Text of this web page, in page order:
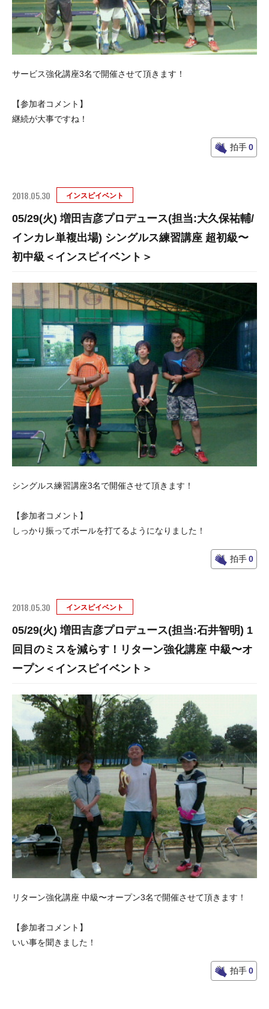
サービス強化講座3名で開催させて頂きます！
【参加者コメント】
継続が大事ですね！
拍手0
2018.05.30 インスピイベント
05/29(火) 増田吉彦プロデュース(担当:大久保祐輔/
インカレ単複出場) シングルス練習講座 超初級〜
初中級＜インスピイベント＞
シングルス練習講座3名で開催させて頂きます！
【参加者コメント】
しっかり振ってボールを打てるようになりました！
拍手0
2018.05.30 インスピイベント
05/29(火) 増田吉彦プロデュース(担当:石井智明) 1
回目のミスを減らす！リターン強化講座 中級〜オ
ープン＜インスピイベント＞
リターン強化講座 中級〜オープン3名で開催させて頂きます！
【参加者コメント】
いい事を聞きました！
拍手0